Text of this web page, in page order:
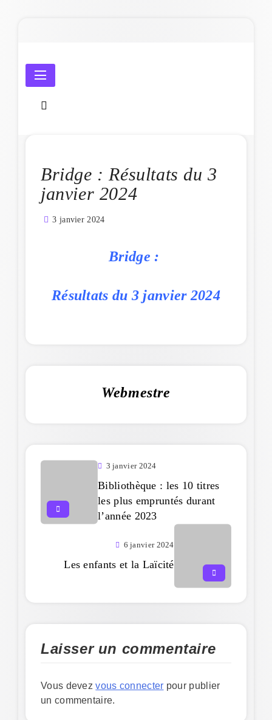
Amicale Laïque de Penmarc'h
Bridge : Résultats du 3
janvier 2024
3 janvier 2024
Bridge :
Résultats du 3 janvier 2024
Webmestre
3 janvier 2024
Bibliothèque : les 10 titres
les plus empruntés durant
l’année 2023
6 janvier 2024
Les enfants et la Laïcité
Laisser un commentaire
Vous devezvous connecter pour publier
un commentaire.